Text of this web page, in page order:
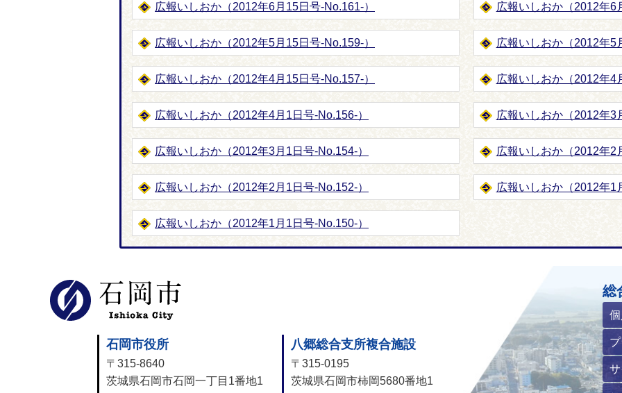
広報いしおか（2012年6月15日号-No.161-） 広報いしおか（2012年6
広報いしおか（2012年5月15日号-No.159-） 広報いしおか（2012年5
広報いしおか（2012年4月15日号-No.157-） 広報いしおか（2012年4
広報いしおか（2012年4月1日号-No.156-） 広報いしおか（2012年3
広報いしおか（2012年3月1日号-No.154-） 広報いしおか（2012年2
広報いしおか（2012年2月1日号-No.152-） 広報いしおか（2012年1
広報いしおか（2012年1月1日号-No.150-）
石岡市役所
〒315-8640
茨城県石岡市石岡一丁目1番地1
八郷総合支所複合施設
〒315-0195
茨城県石岡市柿岡5680番地1
総